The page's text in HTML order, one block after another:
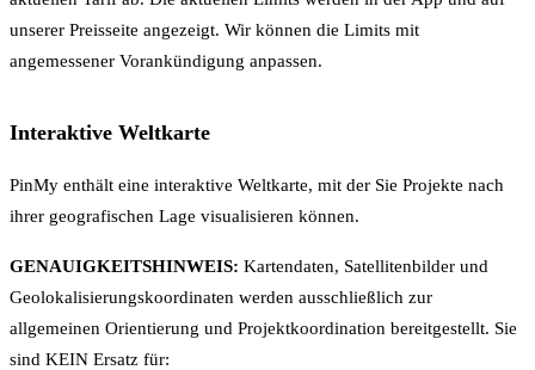
unserer Preisseite angezeigt. Wir können die Limits mit
angemessener Vorankündigung anpassen.
Interaktive Weltkarte
PinMy enthält eine interaktive Weltkarte, mit der Sie Projekte nach
ihrer geografischen Lage visualisieren können.
GENAUIGKEITSHINWEIS: Kartendaten, Satellitenbilder und
Geolokalisierungskoordinaten werden ausschließlich zur
allgemeinen Orientierung und Projektkoordination bereitgestellt. Sie
sind KEIN Ersatz für: